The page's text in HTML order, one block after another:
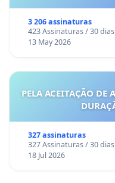
3 206 assinaturas
423 Assinaturas / 30 dias
13 May 2026
PELA ACEITAÇÃO DE
327 assinaturas
327 Assinaturas / 30 dias
18 Jul 2026